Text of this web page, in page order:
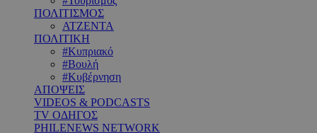
ΠΟΛΙΤΙΣΜΟΣ
ΑΤΖΕΝΤΑ
ΠΟΛΙΤΙΚΗ
#Κυπριακό
#Βουλή
#Κυβέρνηση
ΑΠΟΨΕΙΣ
VIDEOS & PODCASTS
TV ΟΔΗΓΟΣ
PHILENEWS NETWORK